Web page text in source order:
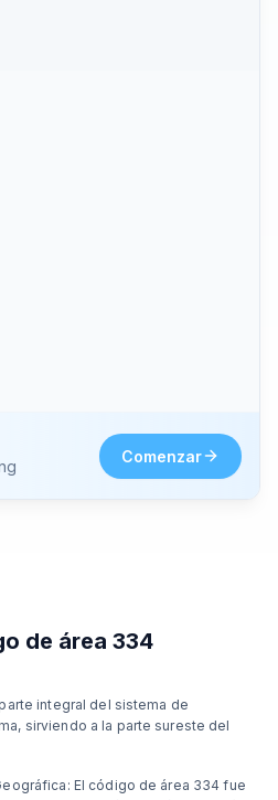
Comenzar
de área 334
integral del sistema de
sirviendo a la parte sureste del
El código de área 334 fue